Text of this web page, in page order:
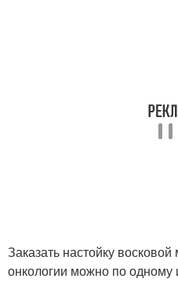
Заказать настойку
онкологии можно по одному